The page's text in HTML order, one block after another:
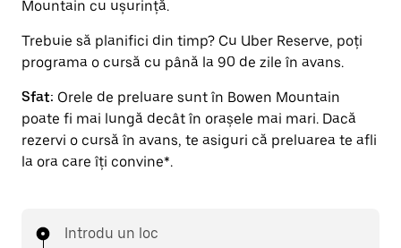
Mountain cu ușurință.
Trebuie să planifici din timp? Cu Uber Reserve, poți
programa o cursă cu până la 90 de zile în avans.
Sfat: Orele de preluare sunt în Bowen Mountain
poate fi mai lungă decât în orașele mai mari. Dacă
rezervi o cursă în avans, te asiguri că preluarea te afli
la ora care îți convine*.
Introdu un loc